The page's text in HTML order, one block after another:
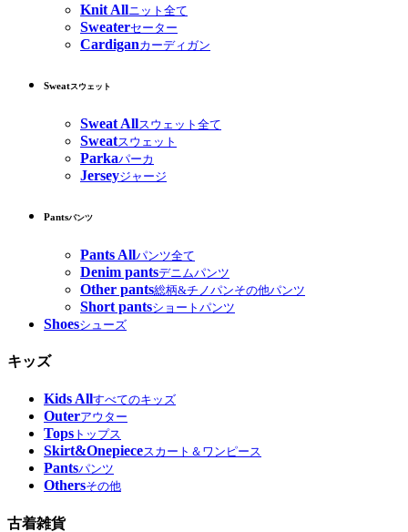
Knit Allニット全て
Sweaterセーター
Cardiganカーディガン
Sweatスウェット
Sweat Allスウェット全て
Sweatスウェット
Parkaパーカ
Jerseyジャージ
Pantsパンツ
Pants Allパンツ全て
Denim pantsデニムパンツ
Other pants総柄&チノパンその他パンツ
Short pantsショートパンツ
Shoesシューズ
キッズ
Kids Allすべてのキッズ
Outerアウター
Tops トップス
Skirt&Onepieceスカート＆ワンピース
Pantsパンツ
Othersその他
古着雑貨